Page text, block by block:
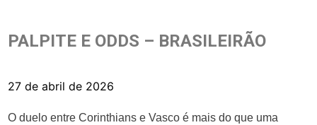
PALPITE E ODDS – BRASILEIRÃO
27 de abril de 2026
O duelo entre Corinthians e Vasco é mais do que uma